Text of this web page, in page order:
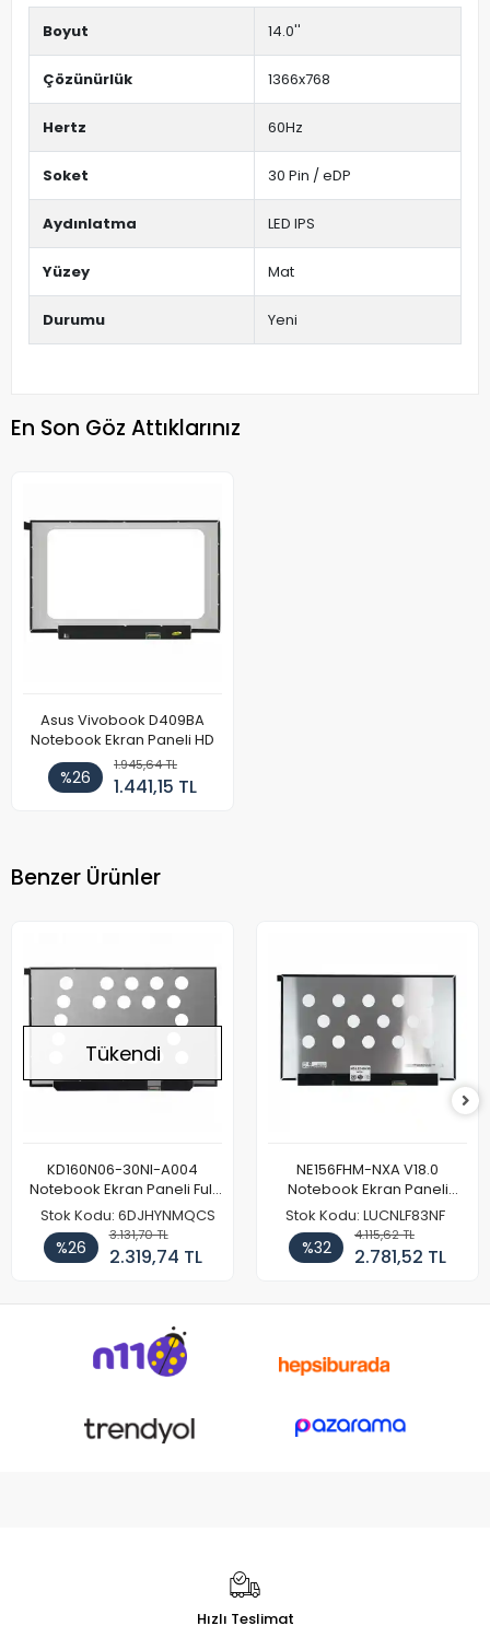
Boyut 14.0''
Çözünürlük 1366x768
Hertz 60Hz
Soket 30 Pin / eDP
Aydınlatma LED IPS
Yüzey Mat
Durumu Yeni
En Son Göz Attıklarınız
Asus Vivobook D409BA
Notebook Ekran Paneli HD
%26
1.945,64 TL
1.441,15 TL
Benzer Ürünler
Tükendi
KD160N06-30NI-A004
Notebook Ekran Paneli Full
HD
Stok Kodu: 6DJHYNMQCS
%26
3.131,70 TL
2.319,74 TL
NE156FHM-NXA V18.0
Notebook Ekran Paneli
144Hz
Stok Kodu: LUCNLF83NF
%32
4.115,62 TL
2.781,52 TL
Hızlı Teslimat